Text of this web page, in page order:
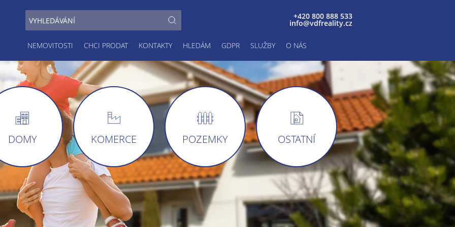
NEMOVITOSTI CHCI PRODAT KONTAKTY HLEDÁM GDPR SLUŽBY O NÁS
+420 800 888 533
info@vdfreality.cz
DOMY KOMERCE POZEMKY OSTATNÍ